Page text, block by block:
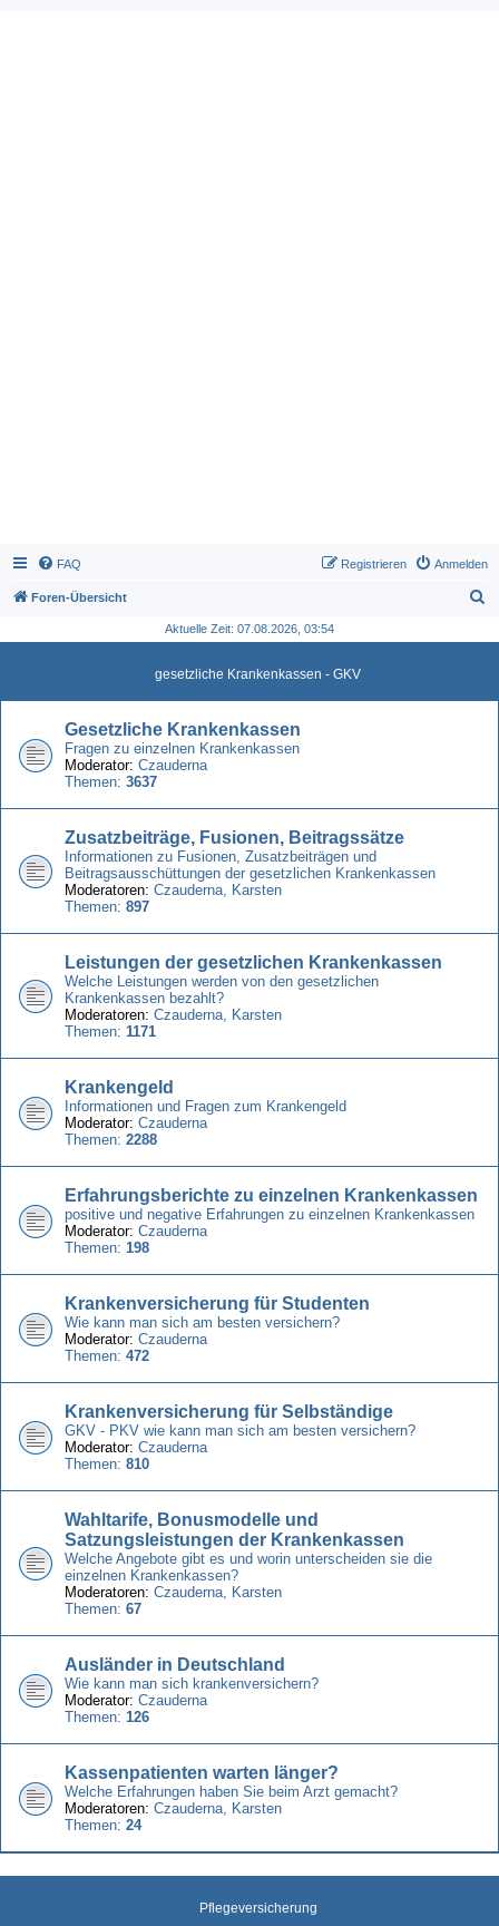
FAQ Anmelden
Registrieren
Foren-Übersicht
e
Aktuelle Zeit: 07.08.2026, 03:54
gesetzliche Krankenkassen - GKV
Gesetzliche Krankenkassen
Fragen zu einzelnen Krankenkassen
Moderator: Czauderna
Themen: 3637
Zusatzbeiträge, Fusionen, Beitragssätze
Informationen zu Fusionen, Zusatzbeiträgen und
Beitragsausschüttungen der gesetzlichen Krankenkassen
Moderatoren: Czauderna, Karsten
Themen: 897
Leistungen der gesetzlichen Krankenkassen
Welche Leistungen werden von den gesetzlichen
Krankenkassen bezahlt?
Moderatoren: Czauderna, Karsten
Themen: 1171
Krankengeld
Informationen und Fragen zum Krankengeld
Moderator: Czauderna
Themen: 2288
Erfahrungsberichte zu einzelnen Krankenkassen
positive und negative Erfahrungen zu einzelnen Krankenkassen
Moderator: Czauderna
Themen: 198
Krankenversicherung für Studenten
Wie kann man sich am besten versichern?
Moderator: Czauderna
Themen: 472
Krankenversicherung für Selbständige
GKV - PKV wie kann man sich am besten versichern?
Moderator: Czauderna
Themen: 810
Wahltarife, Bonusmodelle und
Satzungsleistungen der Krankenkassen
Welche Angebote gibt es und worin unterscheiden sie die
einzelnen Krankenkassen?
Moderatoren: Czauderna, Karsten
Themen: 67
Ausländer in Deutschland
Wie kann man sich krankenversichern?
Moderator: Czauderna
Themen: 126
Kassenpatienten warten länger?
Welche Erfahrungen haben Sie beim Arzt gemacht?
Moderatoren: Czauderna, Karsten
Themen: 24
Pflegeversicherung